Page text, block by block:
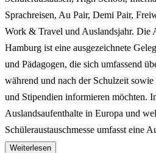
Sprachreisen, Au Pair, Demi Pair,
Work & Travel und Auslandsjahr. Die
Hamburg ist eine ausgezeichnete
und Pädagogen, die sich umfassend
während und nach der Schulzeit
und Stipendien informieren möchten.
Auslandsaufenthalte in Europa und
Schüleraustauschmesse umfasst eine
Austausch-Organisationen, Agenturen,
Weiterlesen